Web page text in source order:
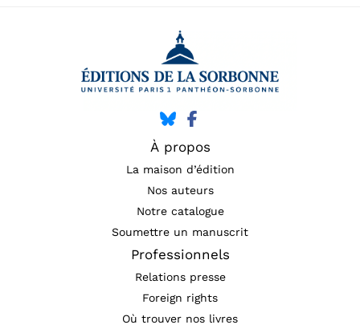
À propos
La maison d’édition
Nos auteurs
Notre catalogue
Soumettre un manuscrit
Professionnels
Relations presse
Foreign rights
Où trouver nos livres